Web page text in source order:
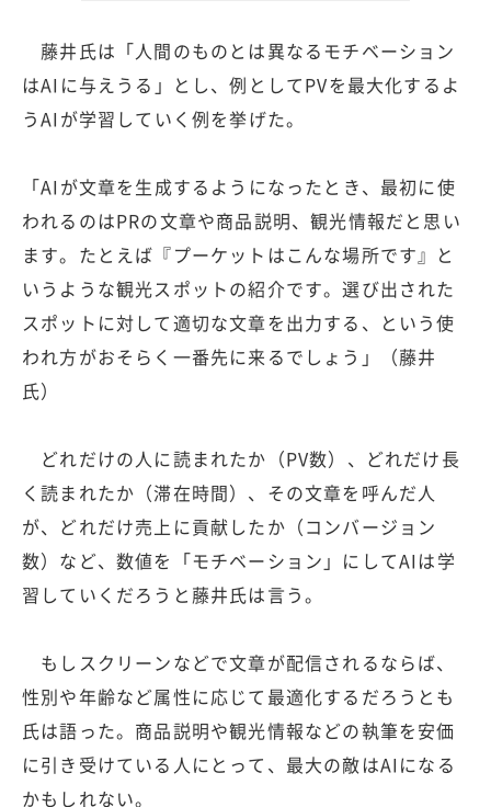
藤井氏は「人間のものとは異なるモチベーション
はAIに与えうる」とし、例としてPVを最大化するよ
うAIが学習していく例を挙げた。
「AIが文章を生成するようになったとき、最初に使
われるのはPRの文章や商品説明、観光情報だと思い
ます。たとえば『プーケットはこんな場所です』と
いうような観光スポットの紹介です。選び出された
スポットに対して適切な文章を出力する、という使
われ方がおそらく一番先に来るでしょう」（藤井
氏）
どれだけの人に読まれたか（PV数）、どれだけ長
く読まれたか（滞在時間）、その文章を呼んだ人
が、どれだけ売上に貢献したか（コンバージョン
数）など、数値を「モチベーション」にしてAIは学
習していくだろうと藤井氏は言う。
もしスクリーンなどで文章が配信されるならば、
性別や年齢など属性に応じて最適化するだろうとも
氏は語った。商品説明や観光情報などの執筆を安価
に引き受けている人にとって、最大の敵はAIになる
かもしれない。